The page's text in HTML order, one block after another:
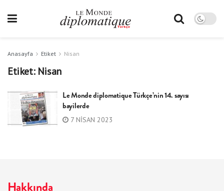
Anasayfa Etiket Nisan
Etiket: Nisan
Le Monde diplomatique Türkçe’nin 14. sayısı
bayilerde
7 NISAN 2023
Hakkında